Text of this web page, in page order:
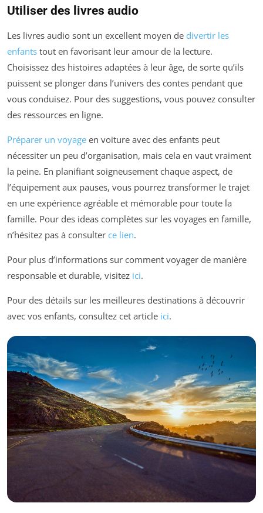
Utiliser des livres audio
Les livres audio sont un excellent moyen de divertir les
enfants tout en favorisant leur amour de la lecture.
Choisissez des histoires adaptées à leur âge, de sorte qu’ils
puissent se plonger dans l’univers des contes pendant que
vous conduisez. Pour des suggestions, vous pouvez consulter
des ressources en ligne.
Préparer un voyage en voiture avec des enfants peut
nécessiter un peu d’organisation, mais cela en vaut vraiment
la peine. En planifiant soigneusement chaque aspect, de
l’équipement aux pauses, vous pourrez transformer le trajet
en une expérience agréable et mémorable pour toute la
famille. Pour des ideas complètes sur les voyages en famille,
n’hésitez pas à consulter ce lien.
Pour plus d’informations sur comment voyager de manière
responsable et durable, visitez ici.
Pour des détails sur les meilleures destinations à découvrir
avec vos enfants, consultez cet article ici.